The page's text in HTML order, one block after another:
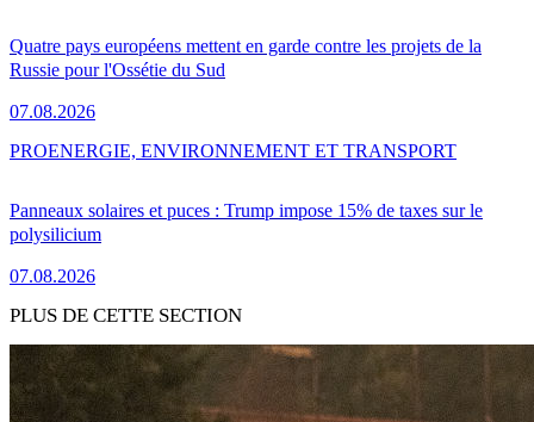
Quatre pays européens mettent en garde contre les projets de la
Russie pour l'Ossétie du Sud
07.08.2026
Panneaux solaires et puces : Trump impose 15% de taxes sur le
polysilicium
07.08.2026
PROENERGIE, ENVIRONNEMENT ET TRANSPORT
PLUS DE CETTE SECTION